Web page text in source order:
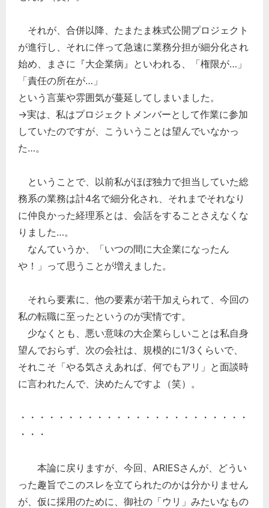
それが、合併以降、たまたま株式公開プロジェクト
が進行し、それに伴って急速に業務分担が細分化され
始め、まさに『大企業病』といわれる、「権限が…」
「責任の所在が…」
という言葉や雰囲気が蔓延してしまいました。
→実は、私はプロジェクトメンバーとして作業に参加
していたのですが、こういうことは望んでいなかっ
た…。
ということで、以前私がほぼ独力で担当していた総
務系の業務は計4名で細分化され、それまでそれなり
に仲良かった経理系とは、会話をすることさえなくな
りました…。
なんていうか、「いつの間に大企業になったん
や！」って思うことが増えました。
それら要素に、他の要素が若干加えられて、今回の
私の転職に至ったというのが実情です。
少なくとも、悪い意味の大企業らしいことは私自身
望んでおらず、次の会社は、規模的に1/3くらいで、
それこそ「やる気さえあれば、何でもアリ」と面談時
に言われたんで、決めたんですよ（笑）。
・・・・・・・・・・・・・・・・・・・・・・・・
・・・
本論に戻りますが、今回、ARIESさんが、どうい
った趣旨でこのスレを立てられたのかは分かりません
が、仮に採用のために、御社の「ウリ」みたいなもの